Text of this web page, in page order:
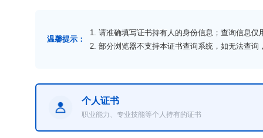
温馨提示：
1. 请准确填写证书持有人的身份信息；查询信息
2. 部分浏览器不支持本证书查询系统，如无法查询
个人证书
职业能力、专业技能等个人持有的证书